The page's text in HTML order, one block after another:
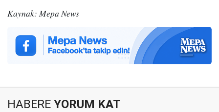
Kaynak: Mepa News
HABERE YORUM KAT